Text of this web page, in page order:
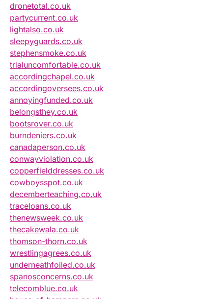
dronetotal.co.uk
partycurrent.co.uk
lightalso.co.uk
sleepyguards.co.uk
stephensmoke.co.uk
trialuncomfortable.co.uk
accordingchapel.co.uk
accordingoversees.co.uk
annoyingfunded.co.uk
belongsthey.co.uk
bootsrover.co.uk
burndeniers.co.uk
canadaperson.co.uk
conwayviolation.co.uk
copperfielddresses.co.uk
cowboysspot.co.uk
decemberteaching.co.uk
traceloans.co.uk
thenewsweek.co.uk
thecakewala.co.uk
thomson-thorn.co.uk
wrestlingagrees.co.uk
underneathfoiled.co.uk
spanosconcerns.co.uk
telecomblue.co.uk